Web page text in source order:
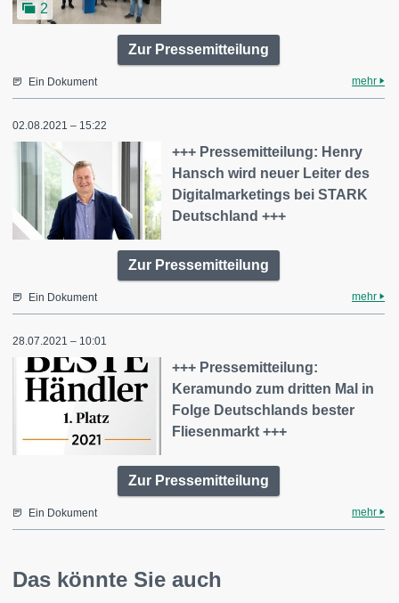
2
Zur Pressemitteilung
Ein Dokument mehr
02.08.2021 – 15:22
+++ Pressemitteilung: Henry
Hansch wird neuer Leiter des
Digitalmarketings bei STARK
Deutschland +++
Zur Pressemitteilung
Ein Dokument mehr
28.07.2021 – 10:01
+++ Pressemitteilung:
Keramundo zum dritten Mal in
Folge Deutschlands bester
Fliesenmarkt +++
Zur Pressemitteilung
Ein Dokument mehr
Das könnte Sie auch